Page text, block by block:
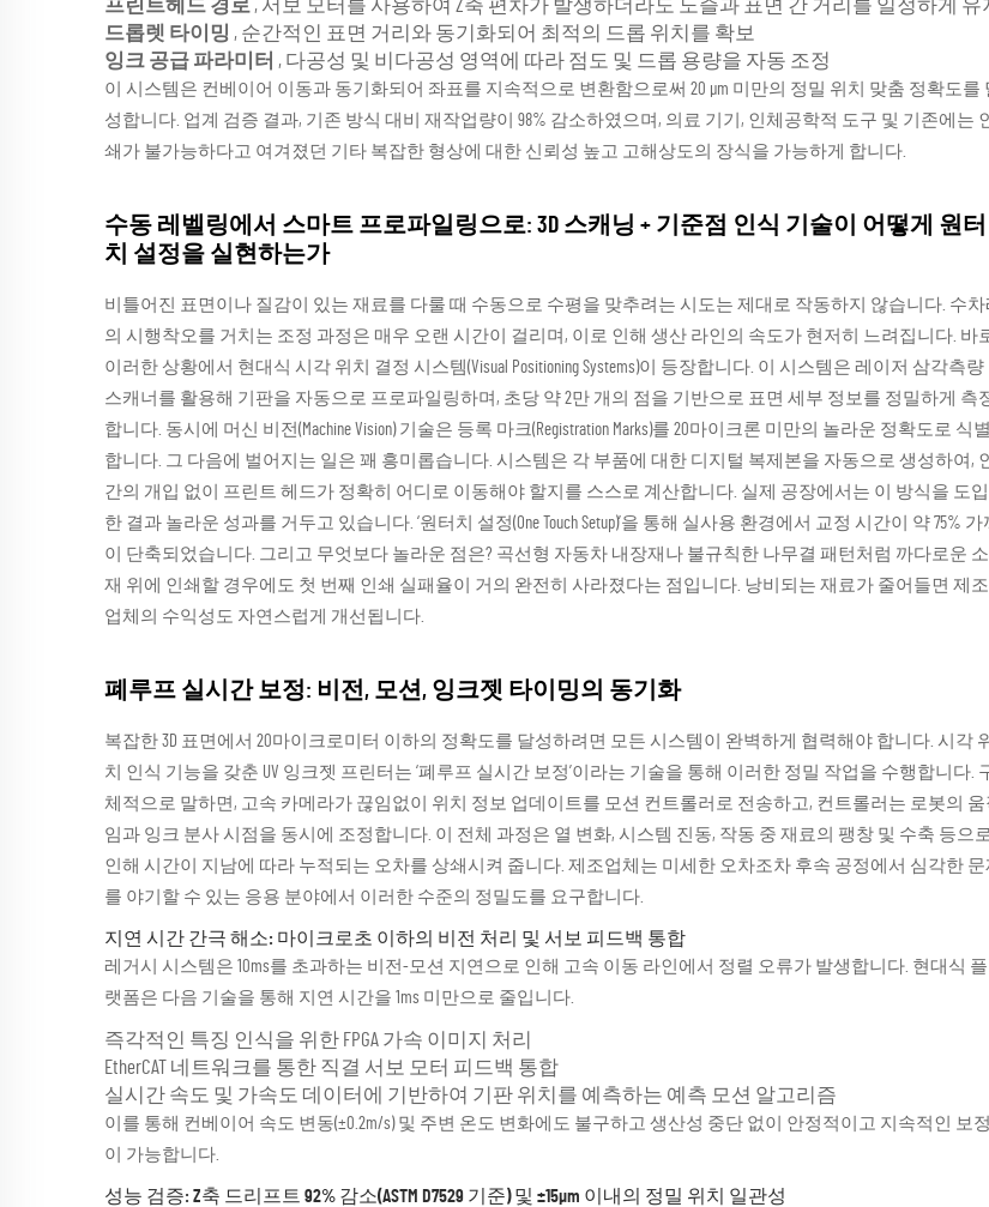
프린트헤드 경로 , 서보 모터를 사용하여 Z축 편차가 발생하더라도 노즐과 표면 간 거리를 일정하게 유
드롭렛 타이밍 , 순간적인 표면 거리와 동기화되어 최적의 드롭 위치를 확보
잉크 공급 파라미터 , 다공성 및 비다공성 영역에 따라 점도 및 드롭 용량을 자동 조정
이 시스템은 컨베이어 이동과 동기화되어 좌표를 지속적으로 변환함으로써 20 µm 미만의 정밀 위치 맞춤 정확도를
성합니다. 업계 검증 결과, 기존 방식 대비 재작업량이 98% 감소하였으며, 의료 기기, 인체공학적 도구 및 기존에는 인
쇄가 불가능하다고 여겨졌던 기타 복잡한 형상에 대한 신뢰성 높고 고해상도의 장식을 가능하게 합니다.
수동 레벨링에서 스마트 프로파일링으로: 3D 스캐닝 + 기준점 인식 기술이 어떻게 원터
치 설정을 실현하는가
비틀어진 표면이나 질감이 있는 재료를 다룰 때 수동으로 수평을 맞추려는 시도는 제대로 작동하지 않습니다. 수차
의 시행착오를 거치는 조정 과정은 매우 오랜 시간이 걸리며, 이로 인해 생산 라인의 속도가 현저히 느려집니다. 바
이러한 상황에서 현대식 시각 위치 결정 시스템(Visual Positioning Systems)이 등장합니다. 이 시스템은 레이저 삼각측량
스캐너를 활용해 기판을 자동으로 프로파일링하며, 초당 약 2만 개의 점을 기반으로 표면 세부 정보를 정밀하게 측
합니다. 동시에 머신 비전(Machine Vision) 기술은 등록 마크(Registration Marks)를 20마이크론 미만의 놀라운 정확도로 식별
합니다. 그 다음에 벌어지는 일은 꽤 흥미롭습니다. 시스템은 각 부품에 대한 디지털 복제본을 자동으로 생성하여, 인
간의 개입 없이 프린트 헤드가 정확히 어디로 이동해야 할지를 스스로 계산합니다. 실제 공장에서는 이 방식을 도입
한 결과 놀라운 성과를 거두고 있습니다. ‘원터치 설정(One Touch Setup)’을 통해 실사용 환경에서 교정 시간이 약 75% 가
이 단축되었습니다. 그리고 무엇보다 놀라운 점은? 곡선형 자동차 내장재나 불규칙한 나무결 패턴처럼 까다로운 소
재 위에 인쇄할 경우에도 첫 번째 인쇄 실패율이 거의 완전히 사라졌다는 점입니다. 낭비되는 재료가 줄어들면 제조
업체의 수익성도 자연스럽게 개선됩니다.
폐루프 실시간 보정: 비전, 모션, 잉크젯 타이밍의 동기화
복잡한 3D 표면에서 20마이크로미터 이하의 정확도를 달성하려면 모든 시스템이 완벽하게 협력해야 합니다. 시각 위
치 인식 기능을 갖춘 UV 잉크젯 프린터는 ‘폐루프 실시간 보정’이라는 기술을 통해 이러한 정밀 작업을 수행합니다.
체적으로 말하면, 고속 카메라가 끊임없이 위치 정보 업데이트를 모션 컨트롤러로 전송하고, 컨트롤러는 로봇의 움
임과 잉크 분사 시점을 동시에 조정합니다. 이 전체 과정은 열 변화, 시스템 진동, 작동 중 재료의 팽창 및 수축 등으로
인해 시간이 지남에 따라 누적되는 오차를 상쇄시켜 줍니다. 제조업체는 미세한 오차조차 후속 공정에서 심각한 문
를 야기할 수 있는 응용 분야에서 이러한 수준의 정밀도를 요구합니다.
지연 시간 간극 해소: 마이크로초 이하의 비전 처리 및 서보 피드백 통합
레거시 시스템은 10ms를 초과하는 비전-모션 지연으로 인해 고속 이동 라인에서 정렬 오류가 발생합니다. 현대식 플
랫폼은 다음 기술을 통해 지연 시간을 1ms 미만으로 줄입니다.
즉각적인 특징 인식을 위한 FPGA 가속 이미지 처리
EtherCAT 네트워크를 통한 직결 서보 모터 피드백 통합
실시간 속도 및 가속도 데이터에 기반하여 기판 위치를 예측하는 예측 모션 알고리즘
이를 통해 컨베이어 속도 변동(±0.2m/s) 및 주변 온도 변화에도 불구하고 생산성 중단 없이 안정적이고 지속적인 보정
이 가능합니다.
성능 검증: Z축 드리프트 92% 감소(ASTM D7529 기준) 및 ±15µm 이내의 정밀 위치 일관성